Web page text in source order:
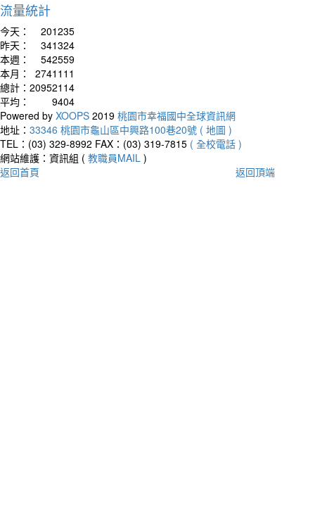
流量統計
今天：
201235
昨天：
341324
本週：
542559
本月：
2741111
總計： 20952114
平均：
9404
Powered by XOOPS 2019 桃園市幸福國中全球資訊網
地址： 33346 桃園市龜山區中興路100巷20號 ( 地圖 )
TEL：(03) 329-8992 FAX：(03) 319-7815 ( 全校電話 )
網站維護：資訊組 ( 教職員MAIL )
返回首頁
返回頂端